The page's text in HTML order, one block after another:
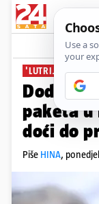
'LUTRIJA' U BIH
Dodik je
paketa u
doći do
Piše HINA,